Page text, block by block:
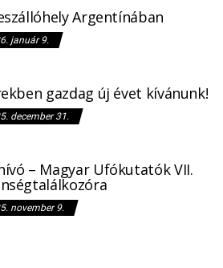
Argentínában
január 9.
gazdag új évet kívánunk!
december 31.
– Magyar Ufókutatók VII.
november 9.